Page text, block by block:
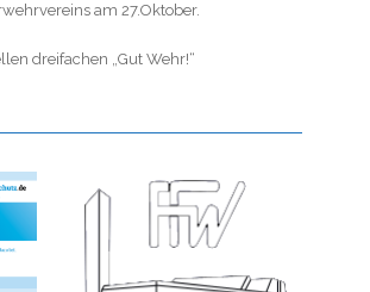
am 27.Oktober.
dreifachen „Gut Wehr!“